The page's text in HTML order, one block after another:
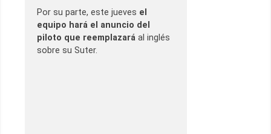
Por su parte, este jueves el
equipo hará el anuncio del
piloto que reemplazará al inglés
sobre su Suter.